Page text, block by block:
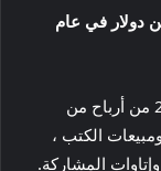
قيمته الصافية البالغة 3 ملايين دولار في عام
تتكون القيمة الصافية لـ Piscopo في عام 2025 من أرباح من
الكتب ،
المشاركة.